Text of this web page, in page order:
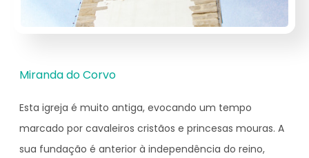
Miranda do Corvo
Esta igreja é muito antiga, evocando um tempo
marcado por cavaleiros cristãos e princesas mouras. A
sua fundação é anterior à independência do reino,